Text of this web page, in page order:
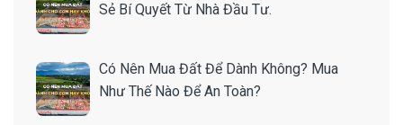
Sẻ Bí Quyết Từ Nhà Đầu Tư.
Có Nên Mua Đất Để Dành Không? Mua
Như Thế Nào Để An Toàn?